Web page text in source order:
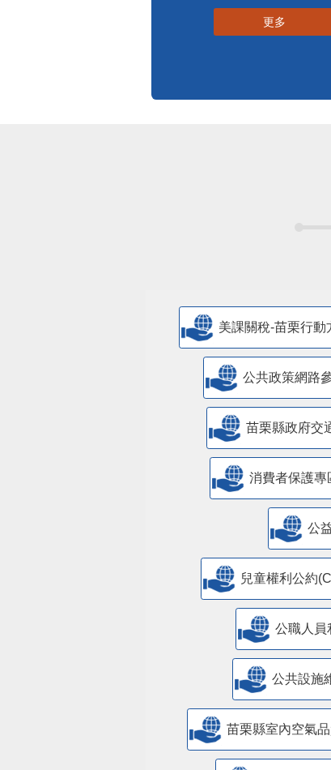
更多
美課關稅-苗栗行動
公共政策網路
苗栗縣政府交
消費者保護專
公
兒童權利公約
公職人員
公共設施
苗栗縣室內空氣